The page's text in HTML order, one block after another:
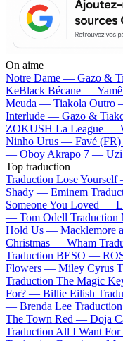
On aime
Notre Dame — Gazo &
KeBlack Bécane —Yamê
Meuda — Tiakola Outro
Interlude — Gazo &
ZOKUSH La League —
Ninho Urus — Favé (FR)
— Oboy Akrapo 7 —
Top traduction
Traduction Lose
Shady — Eminem
Someone You Loved —
— Tom Odell
Hold Us — Macklemore
Christmas — Wham
Traduction BESO —
Flowers — Miley Cyrus
Traduction The Magic
For? — Billie Eilish
— Brenda Lee
The Town Red — Doja
Traduction All I Want